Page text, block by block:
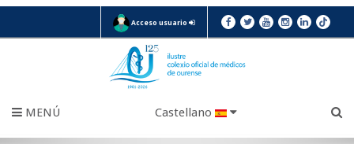
Acceso usuario
MENÚ Castellano